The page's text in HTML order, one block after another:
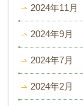
2024年11月
2024年9月
2024年7月
2024年2月